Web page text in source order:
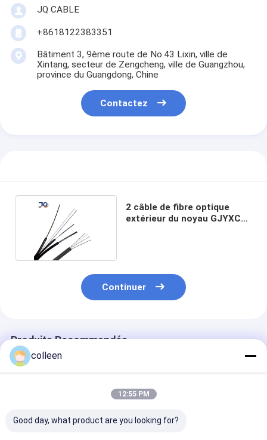
JQ CABLE
+8618122383351
Bâtiment 3, 9ème route de No.43 Lixin, ville de
Xintang, secteur de Zengcheng, ville de Guangzhou,
province du Guangdong, Chine
Contactez
2 câble de fibre optique
extérieur du noyau GJYXCH
Continuer
Produits Recommandés
colleen
12:55 PM
Good day, what product are you looking for?